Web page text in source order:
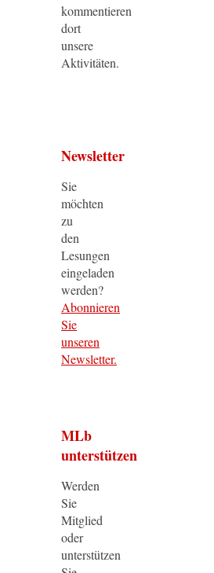
kommentieren
dort
unsere
Aktivitäten.
Newsletter
Sie
möchten
zu
den
Lesungen
eingeladen
werden?
Abonnieren
Sie
unseren
Newsletter.
MLb
unterstützen
Werden
Sie
Mitglied
oder
unterstützen